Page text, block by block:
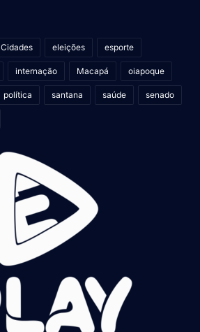
Cidades eleições esporte
internação Macapá oiapoque
política santana saúde senado